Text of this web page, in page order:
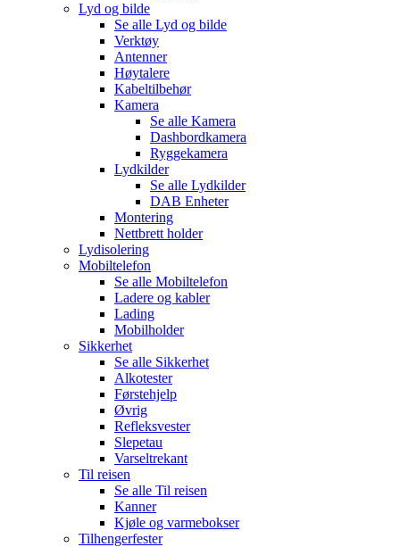
Lyd og bilde
Se alle Lyd og bilde
Verktøy
Antenner
Høytalere
Kabeltilbehør
Kamera
Se alle Kamera
Dashbordkamera
Ryggekamera
Lydkilder
Se alle Lydkilder
DAB Enheter
Montering
Nettbrett holder
Lydisolering
Mobiltelefon
Se alle Mobiltelefon
Ladere og kabler
Lading
Mobilholder
Sikkerhet
Se alle Sikkerhet
Alkotester
Førstehjelp
Øvrig
Refleksvester
Slepetau
Varseltrekant
Til reisen
Se alle Til reisen
Kanner
Kjøle og varmebokser
Tilhengerfester